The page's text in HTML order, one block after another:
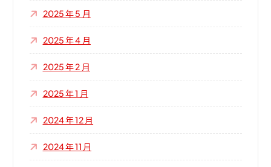
2025 年 5 月
2025 年 4 月
2025 年 2 月
2025 年 1 月
2024 年 12 月
2024 年 11 月